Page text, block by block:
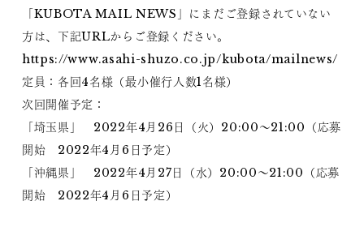
「KUBOTA MAIL NEWS」にまだご登録されていない
方は、下記URLからご登録ください。
https://www.asahi-shuzo.co.jp/kubota/mailnews/
定員：各回4名様（最小催行人数1名様）
次回開催予定：
「埼玉県」 2022年4月26日（火）20:00～21:00（応募
開始 2022年4月6日予定）
「沖縄県」 2022年4月27日（水）20:00～21:00（応募
開始 2022年4月6日予定）